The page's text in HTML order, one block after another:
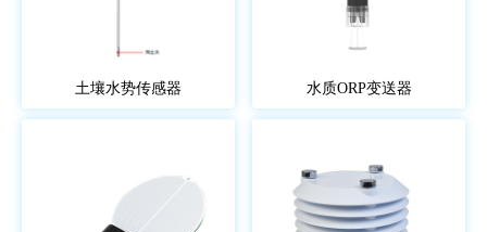
土壤水势传感器 水质ORP变送器